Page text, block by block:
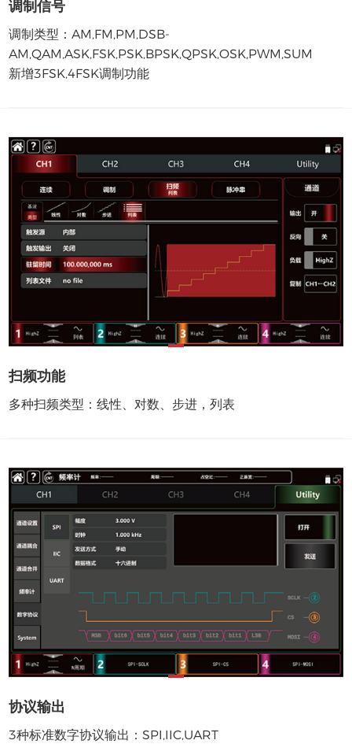
调制信号
调制类型：AM,FM,PM,DSB-
AM,QAM,ASK,FSK,PSK,BPSK,QPSK,OSK,PWM,SUM
新增3FSK,4FSK调制功能
扫频功能
多种扫频类型：线性、对数、步进，列表
协议输出
3种标准数字协议输出：SPI,IIC,UART